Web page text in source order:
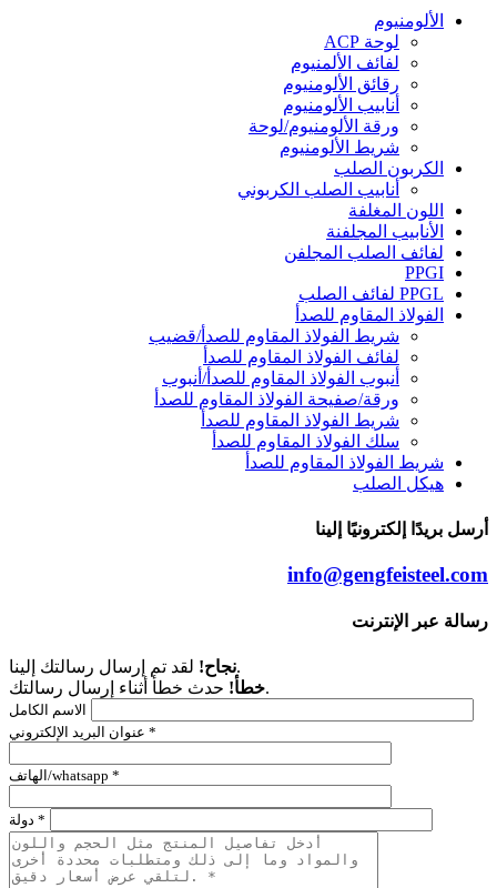
الألومنيوم
لوحة ACP
لفائف الألمنيوم
رقائق الألومنيوم
أنابيب الألومنيوم
ورقة الألومنيوم/لوحة
شريط الألومنيوم
الكربون الصلب
أنابيب الصلب الكربوني
اللون المغلفة
الأنابيب المجلفنة
لفائف الصلب المجلفن
PPGI
PPGL لفائف الصلب
الفولاذ المقاوم للصدأ
شريط الفولاذ المقاوم للصدأ/قضيب
لفائف الفولاذ المقاوم للصدأ
أنبوب الفولاذ المقاوم للصدأ/أنبوب
ورقة/صفيحة الفولاذ المقاوم للصدأ
شريط الفولاذ المقاوم للصدأ
سلك الفولاذ المقاوم للصدأ
شريط الفولاذ المقاوم للصدأ
هيكل الصلب
أرسل بريدًا إلكترونيًا إلينا
info@gengfeisteel.com
رسالة عبر الإنترنت
نجاح!لقد تم إرسال رسالتك إلينا.
خطأ!حدث خطأ أثناء إرسال رسالتك.
الاسم الكامل
عنوان البريد الإلكتروني *
الهاتف/whatsapp *
دولة *